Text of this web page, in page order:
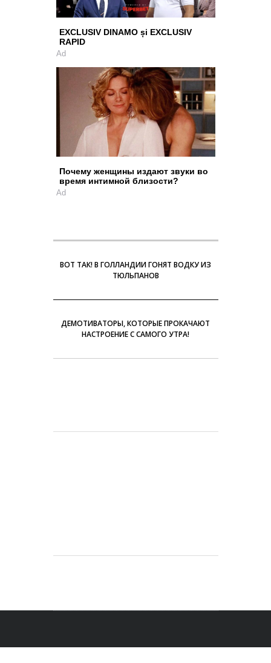
EXCLUSIV DINAMO și EXCLUSIV
RAPID
Ad
Почему женщины издают звуки во
время интимной близости?
Ad
ВОТ ТАК! В ГОЛЛАНДИИ ГОНЯТ ВОДКУ ИЗ
ТЮЛЬПАНОВ
ДЕМОТИВАТОРЫ, КОТОРЫЕ ПРОКАЧАЮТ
НАСТРОЕНИЕ С САМОГО УТРА!